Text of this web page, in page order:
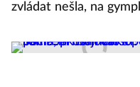
zvládat nešla, na